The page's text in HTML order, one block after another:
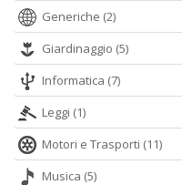
Generiche (2)
Giardinaggio (5)
Informatica (7)
Leggi (1)
Motori e Trasporti (11)
Musica (5)